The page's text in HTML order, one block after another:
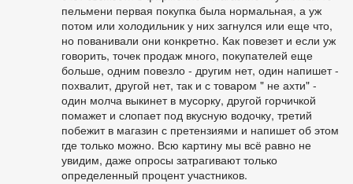
пельмени первая покупка была нормальная, а уж
потом или холодильник у них загнулся или еще что,
но пованивали они конкретно. Как повезет и если уж
говорить, точек продаж много, покупателей еще
больше, одним повезло - другим нет, один напишет -
похвалит, другой нет, так и с товаром " не ахти" -
один молча выкинет в мусорку, другой горчичкой
помажет и слопает под вкусную водочку, третий
побежит в магазин с претензиями и напишет об этом
где только можно. Всю картину мы всё равно не
увидим, даже опросы затрагивают только
определенный процент участников.